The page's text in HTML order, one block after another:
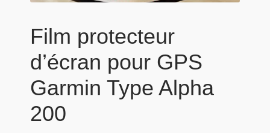
Film protecteur
d’écran pour GPS
Garmin Type Alpha
200